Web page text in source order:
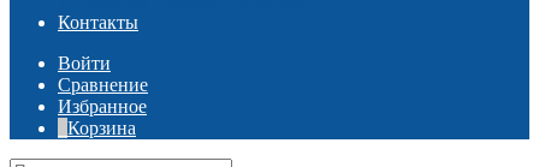
Контакты
Войти
Сравнение
Избранное
Корзина